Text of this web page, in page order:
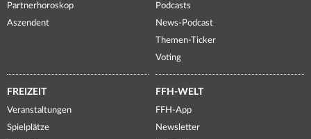
Partnerhoroskop
Aszendent
Podcasts
News-Podcast
Themen-Ticker
Voting
FREIZEIT
Veranstaltungen
Spielplätze
FFH-WELT
FFH-App
Newsletter